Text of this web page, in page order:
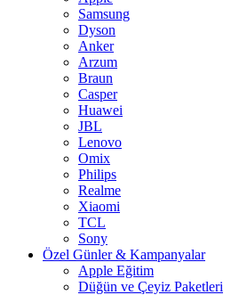
Samsung
Dyson
Anker
Arzum
Braun
Casper
Huawei
JBL
Lenovo
Omix
Philips
Realme
Xiaomi
TCL
Sony
Özel Günler & Kampanyalar
Apple Eğitim
Düğün ve Çeyiz Paketleri